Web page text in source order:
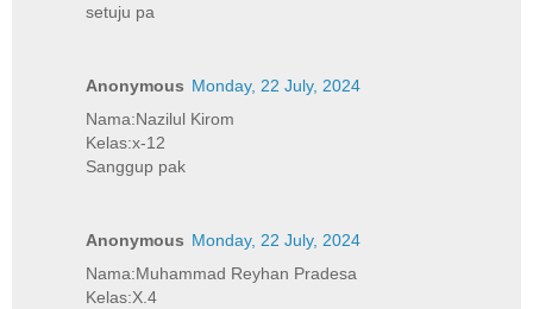
setuju pa
Anonymous Monday, 22 July, 2024
Nama:Nazilul Kirom
Kelas:x-12
Sanggup pak
Anonymous Monday, 22 July, 2024
Nama:Muhammad Reyhan Pradesa
Kelas:X.4